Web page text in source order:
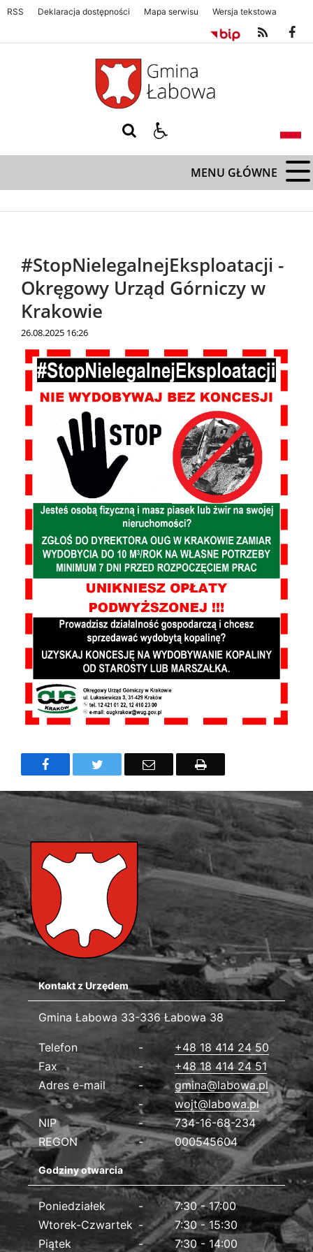
RSS Deklaracja dostępności Mapa serwisu Wersja tekstowa
Gmina Łabowa. Zapraszamy serdecznie
MENU GŁÓWNE
#StopNielegalnejEksploatacji -
Okręgowy Urząd Górniczy w
Krakowie
26.08.2025 16:26
FacebookTwitter Email Drukuj
Kontakt z Urzędem
Gmina Łabowa
Gmina Łabowa 33-336 Łabowa 38
Dane kontaktowe
Telefon
+48 18 414 24 50
Fax
+48 18 414 24 51
Adres e-mail
gmina@labowa.pl
wojt@labowa.pl
NIP
734-16-68-234
REGON
000545604
Godziny otwarcia
Poniedziałek
7:30 - 17:00
Wtorek-Czwartek
7:30 - 15:30
Piątek
7:30 - 14:00